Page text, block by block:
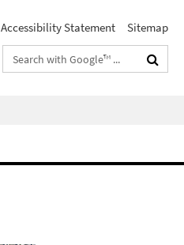
Accessibility Statement Sitemap
Search
terms